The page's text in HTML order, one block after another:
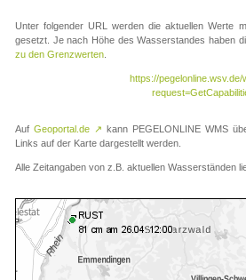
Unter folgender URL werden die aktuellen Werte
gesetzt. Je nach Höhe des Wasserstandes haben
zu den Grenzwerten
https://
Auf Geoportal.de ↗ kann PEGELONLINE WMS
Links auf der Karte dargestellt werden.
Alle Zeitangaben von z.B. aktuellen Wasserständen